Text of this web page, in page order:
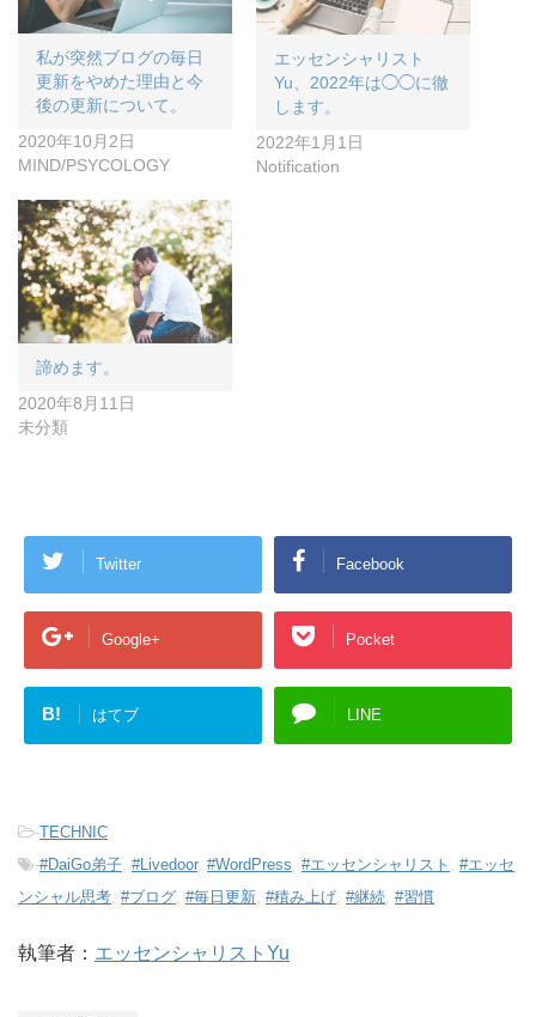
私が突然ブログの毎日
更新をやめた理由と今
後の更新について。
2020年10月2日
MIND/PSYCOLOGY
エッセンシャリスト
Yu、2022年は◯◯に徹
します。
2022年1月1日
Notification
諦めます。
2020年8月11日
未分類
Twitter Facebook
Google+ Pocket
B! はてブ LINE
-TECHNIC
-#DaiGo弟子 #Livedoor, #WordPress #エッセンシャリスト
#エッセ
ンシャル思考 #ブログ #毎日更新 #積み上げ #継続 #習慣
執筆者： エッセンシャリストYu